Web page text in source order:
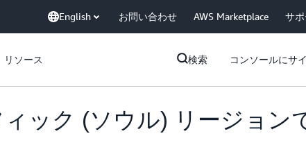
English お問い合わせ AWS Marketplace サポ
リソース 検索 コンソールにサ
ック (ソウル) リージョン